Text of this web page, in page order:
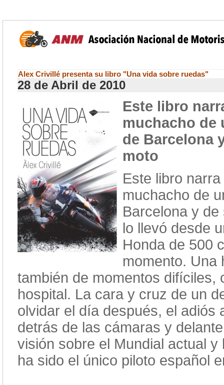
Alex Crivillé presenta su libro "Una vida sobre ruedas"
28 de Abril de 2010
Este libro
muchacho de
de Barcelona
moto
Este libro
muchacho de
Barcelona y
lo llevó desde
Honda de 500
momento. Una
también de momentos
hospital. La cara y cruz de un
olvidar el día después, el adiós
detrás de las cámaras y
visión sobre el Mundial actual
ha sido el único piloto español